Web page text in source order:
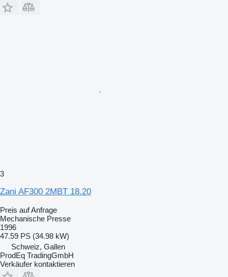
3
Zani AF300 2MBT 18.20
Preis auf Anfrage
Mechanische Presse
1996
47.59 PS (34.98 kW)
Schweiz, Gallen
ProdEq TradingGmbH
Verkäufer kontaktieren